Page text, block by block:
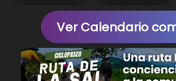
Ver Calendario